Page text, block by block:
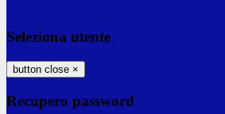
Seleziona utente
button close ×
Recupero password